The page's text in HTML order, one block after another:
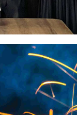
Ống thép LSAW
Ống thép SAWH
Ống thép SSAW
Ống DSAW